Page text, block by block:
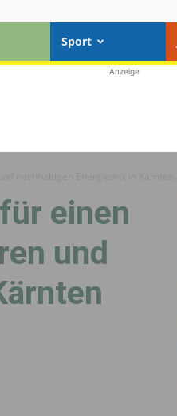
Sport
Anzeige
einen
und